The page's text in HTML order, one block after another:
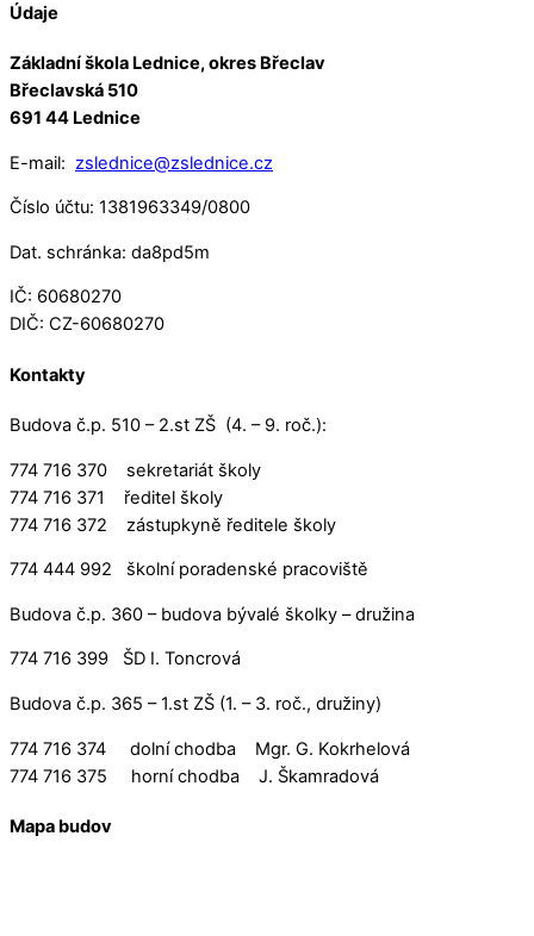
Údaje
Základní škola Lednice, okres Břeclav
Břeclavská 510
691 44 Lednice
E-mail: zslednice@zslednice.cz
Číslo účtu: 1381963349/0800
Dat. schránka: da8pd5m
IČ: 60680270
DIČ: CZ-60680270
Kontakty
Budova č.p. 510 – 2.st ZŠ (4. – 9. roč.):
774 716 370 sekretariát školy
774 716 371 ředitel školy
774 716 372 zástupkyně ředitele školy
774 444 992 školní poradenské pracoviště
Budova č.p. 360 – budova bývalé školky – družina
774 716 399 ŠD I. Toncrová
Budova č.p. 365 – 1.st ZŠ (1. – 3. roč., družiny)
774 716 374 dolní chodba Mgr. G. Kokrhelová
774 716 375 horní chodba J. Škamradová
Mapa budov